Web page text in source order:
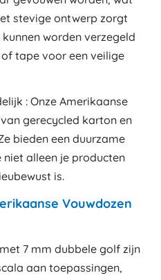
stevige ontwerp zorgt
worden verzegeld
tape voor een veilige
: Onze Amerikaanse
gerecycled karton en
bieden een duurzame
alleen je producten
is.
Vouwdozen
7 mm dubbele golf zijn
aan toepassingen,